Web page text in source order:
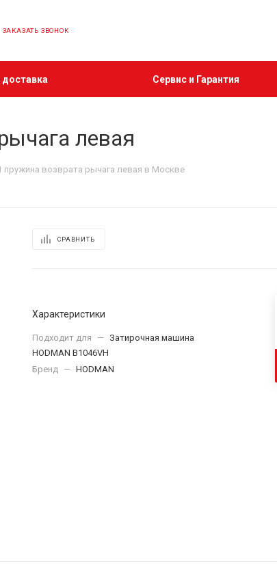
ЗАКАЗАТЬ ЗВОНОК
доставка Сервис и Гарантия
левая
пружина возврата рычага левая в Москве
СРАВНИТЬ
Характеристики
Подходит для — Затирочная машина
HODMAN B1046VH
Бренд
— HODMAN